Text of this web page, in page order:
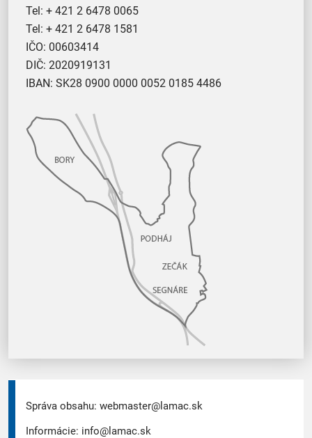
Tel: + 421 2 6478 0065
Tel: + 421 2 6478 1581
IČO: 00603414
DIČ: 2020919131
IBAN: SK28 0900 0000 0052 0185 4486
Správa obsahu: webmaster@lamac.sk
Informácie: info@lamac.sk